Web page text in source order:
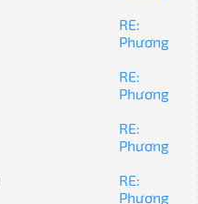
RE:
Phương
RE:
Phương
RE:
Phương
RE:
Phương